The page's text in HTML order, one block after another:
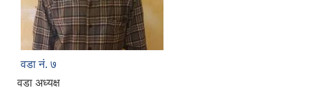
वडा नं. ७
वडा अध्यक्ष